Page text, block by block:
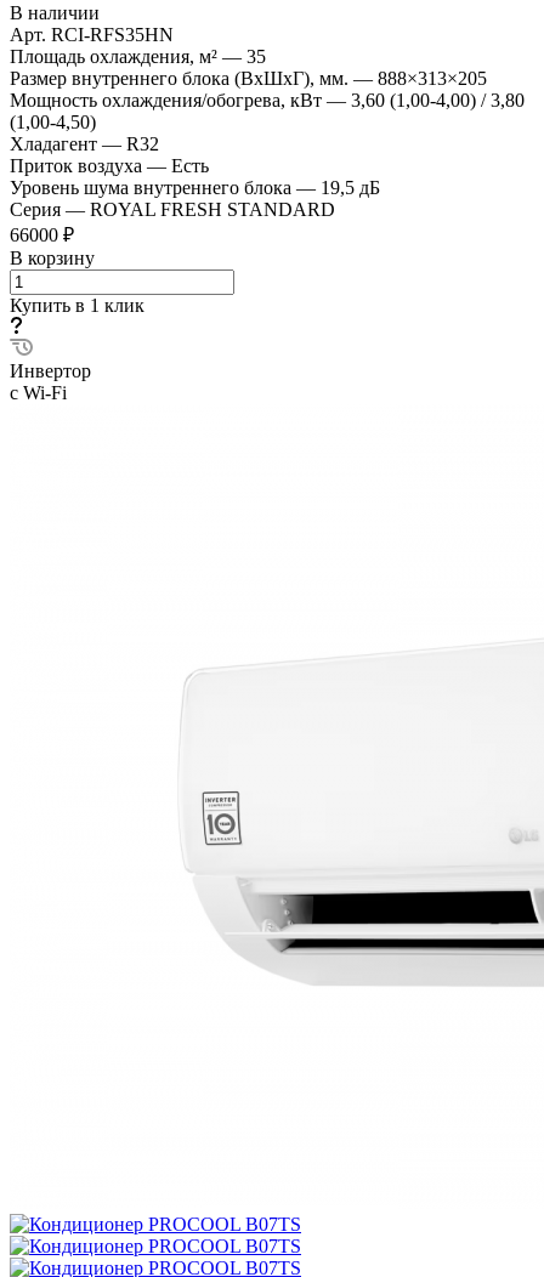
В наличии
Арт. RCI-RFS35HN
Площадь охлаждения, м² — 35
Размер внутреннего блока (ВхШхГ), мм. — 888×313×205
Мощность охлаждения/обогрева, кВт — 3,60 (1,00-4,00) / 3,80
(1,00-4,50)
Хладагент — R32
Приток воздуха — Есть
Уровень шума внутреннего блока — 19,5 дБ
Серия — ROYAL FRESH STANDARD
66000 ₽
В корзину
Купить в 1 клик
Инвертор
с Wi-Fi